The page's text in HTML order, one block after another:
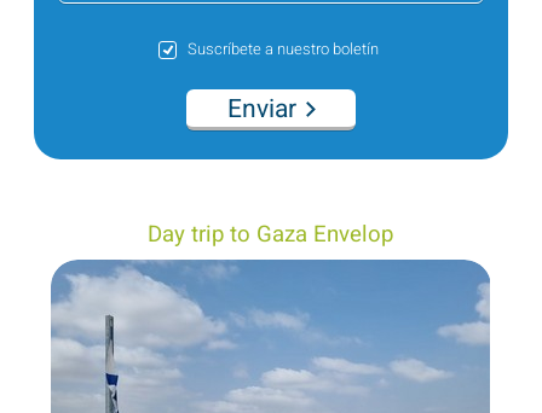
Suscríbete a nuestro boletín
Enviar
Day trip to Gaza Envelop